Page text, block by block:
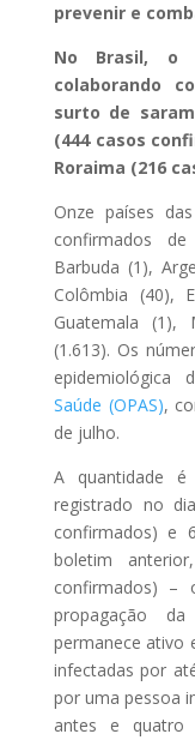
prevenir e
No Brasil, o
colaborando
surto de
(444 casos
Roraima (216
Onze países
confirmados
Barbuda (1),
Colômbia (40),
Guatemala (1),
(1.613). Os
epidemiológica
Saúde (OPAS),
de julho.
A quantidade
registrado no
confirmados) e
boletim
confirmados) –
propagação
permanece ativo
infectadas por
por uma pessoa
antes e quatro